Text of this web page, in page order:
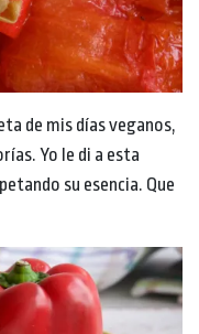
de mis días veganos,
Yo le di a esta
su esencia. Que